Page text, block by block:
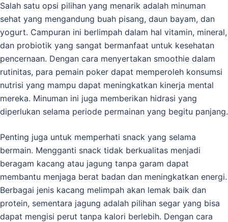
Salah satu opsi pilihan yang menarik adalah minuman
sehat yang mengandung buah pisang, daun bayam, dan
yogurt. Campuran ini berlimpah dalam hal vitamin, mineral,
dan probiotik yang sangat bermanfaat untuk kesehatan
pencernaan. Dengan cara menyertakan smoothie dalam
rutinitas, para pemain poker dapat memperoleh konsumsi
nutrisi yang mampu dapat meningkatkan kinerja mental
mereka. Minuman ini juga memberikan hidrasi yang
diperlukan selama periode permainan yang begitu panjang.
Penting juga untuk memperhati snack yang selama
bermain. Mengganti snack tidak berkualitas menjadi
beragam kacang atau jagung tanpa garam dapat
membantu menjaga berat badan dan meningkatkan energi.
Berbagai jenis kacang melimpah akan lemak baik dan
protein, sementara jagung adalah pilihan segar yang bisa
dapat mengisi perut tanpa kalori berlebih. Dengan cara